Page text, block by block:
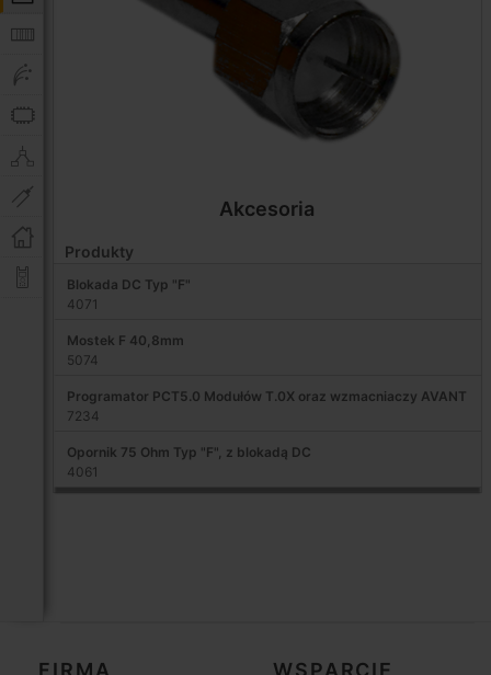
Akcesoria
Produkty
Blokada DC Typ "F"
4071
Mostek F 40,8mm
5074
Programator PCT5.0 Modułów T.0X oraz wzmacniaczy AVANT
7234
Opornik 75 Ohm Typ "F", z blokadą DC
4061
FIRMA WSPARCIE